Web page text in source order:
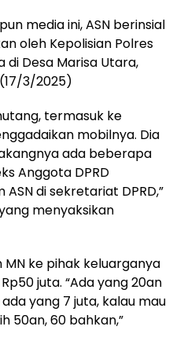
media ini, ASN berinsial
oleh Kepolisian Polres
di Desa Marisa Utara,
3/2025)
termasuk ke
mobilnya. Dia
ada beberapa
Anggota DPRD
di sekretariat DPRD,”
menyaksikan
ke pihak keluarganya
juta. “Ada yang 20an
yang 7 juta, kalau mau
50an, 60 bahkan,”